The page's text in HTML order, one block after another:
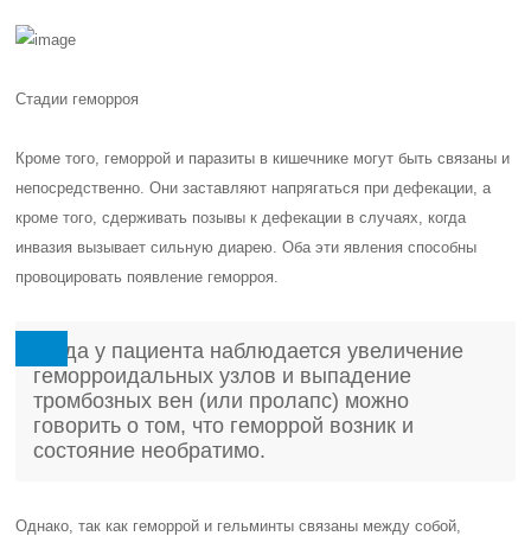
Стадии геморроя
Кроме того, геморрой и паразиты в кишечнике могут быть связаны и
непосредственно. Они заставляют напрягаться при дефекации, а
кроме того, сдерживать позывы к дефекации в случаях, когда
инвазия вызывает сильную диарею. Оба эти явления способны
провоцировать появление геморроя.
Когда у пациента наблюдается увеличение
геморроидальных узлов и выпадение
тромбозных вен (или пролапс) можно
говорить о том, что геморрой возник и
состояние необратимо.
Однако, так как геморрой и гельминты связаны между собой,